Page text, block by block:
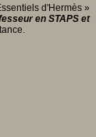
d'Hermès »
en STAPS et